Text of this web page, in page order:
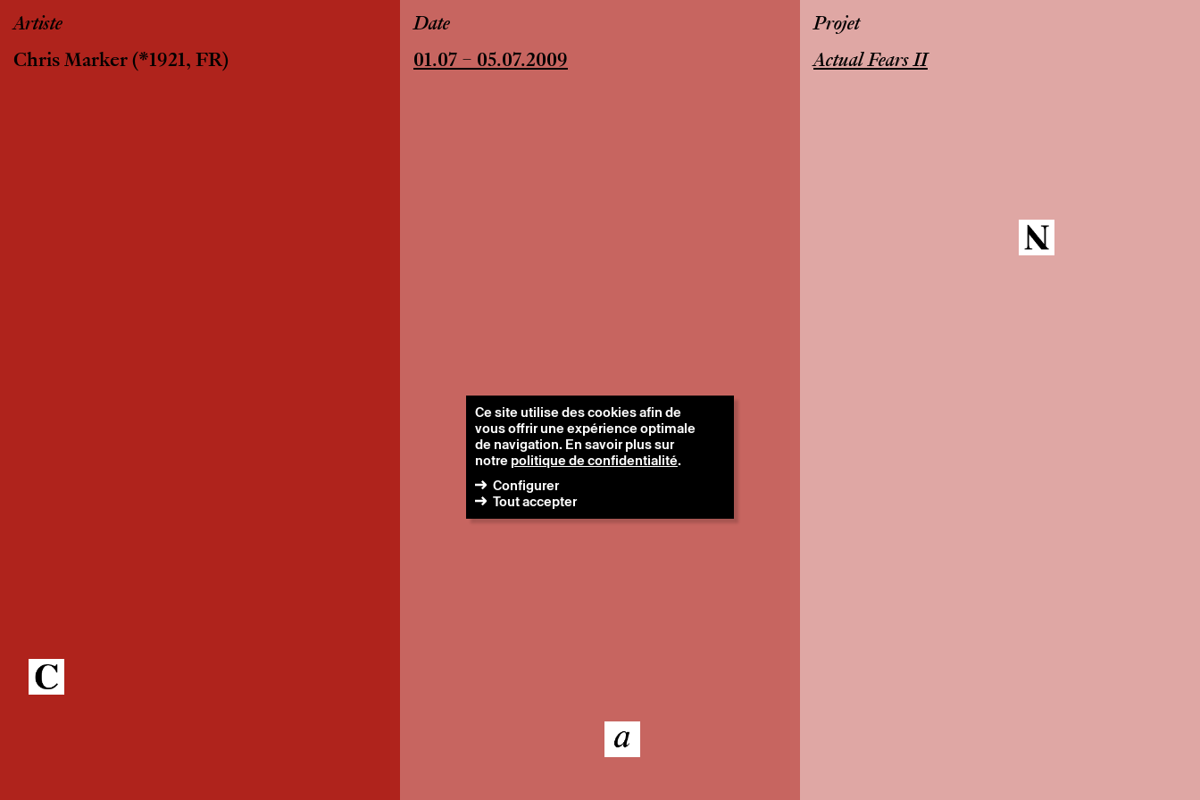
Artiste
Chris Marker (*1921, FR)
Date
01.07 – 05.07.2009
Projet
Actual Fears II
Ce site utilise des cookies afin de
vous offrir une expérience optimale
de navigation. En savoir plus sur
notrepolitique de confidentialité.
Configurer
Tout accepter